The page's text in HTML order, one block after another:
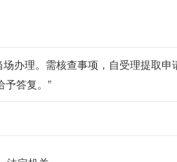
办理。需核查事项，自受理提取
予答复。”